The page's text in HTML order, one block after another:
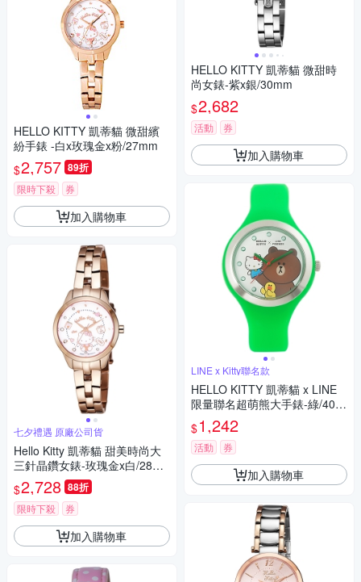
HELLO KITTY 凱蒂貓 微甜繽
紛手錶 -白x玫瑰金x粉/27mm
$2,757 89折
限時下殺 券
加入購物車
七夕禮遇 原廠公司貨
Hello Kitty 凱蒂貓 甜美時尚大
三針晶鑽女錶-玫瑰金x白/28m
m LK707LRWS-V 七夕寵愛季
送禮推薦
$2,728 88折
限時下殺 券
加入購物車
HELLO KITTY 凱蒂貓 微甜時
尚女錶-紫x銀/30mm
$2,682
活動 券
加入購物車
LINE x Kitty聯名款
HELLO KITTY 凱蒂貓 x LINE
限量聯名超萌熊大手錶-綠/40m
m
$1,242
活動 券
加入購物車